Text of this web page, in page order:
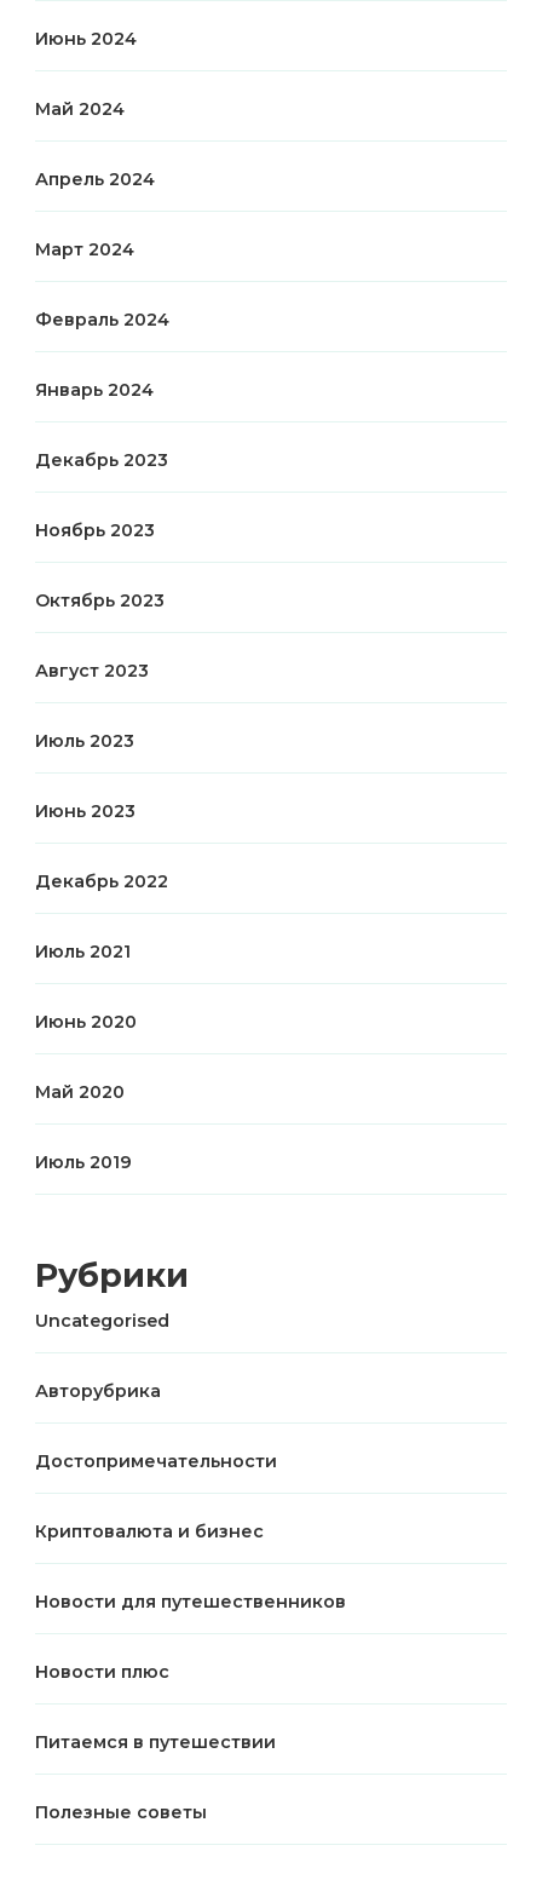
Июнь 2024
Май 2024
Апрель 2024
Март 2024
Февраль 2024
Январь 2024
Декабрь 2023
Ноябрь 2023
Октябрь 2023
Август 2023
Июль 2023
Июнь 2023
Декабрь 2022
Июль 2021
Июнь 2020
Май 2020
Июль 2019
Рубрики
Uncategorised
Авторубрика
Достопримечательности
Криптовалюта и бизнес
Новости для путешественников
Новости плюс
Питаемся в путешествии
Полезные советы